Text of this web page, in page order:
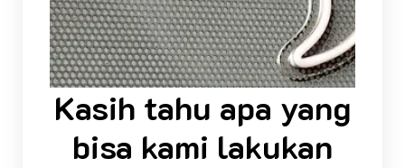
Kasih tahu apa yang
bisa kami lakukan